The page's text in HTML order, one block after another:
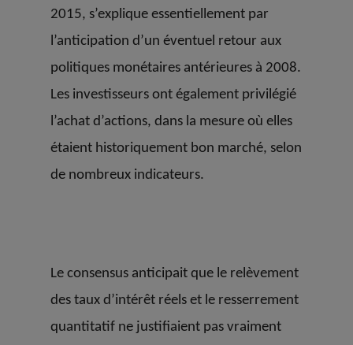
2015, s’explique essentiellement par
l’anticipation d’un éventuel retour aux
politiques monétaires antérieures à 2008.
Les investisseurs ont également privilégié
l’achat d’actions, dans la mesure où elles
étaient historiquement bon marché, selon
de nombreux indicateurs.
Le consensus anticipait que le relèvement
des taux d’intérêt réels et le resserrement
quantitatif ne justifiaient pas vraiment